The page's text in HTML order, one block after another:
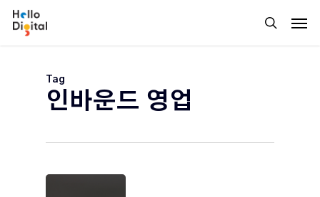
Skip
search
Tag
인바운드 영업